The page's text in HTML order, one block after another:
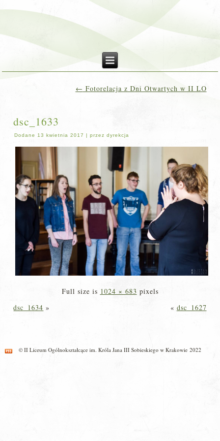
← Fotorelacja z Dni Otwartych w II LO
dsc_1633
Dodane 13 kwietnia 2017 |przez dyrekcja
Full size is 1024 × 683 pixels
dsc_1634 » « dsc_1627
© II Liceum Ogólnokształcące im. Króla Jana III Sobieskiego w Krakowie 2022